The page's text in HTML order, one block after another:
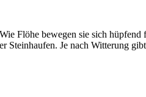
Flöhe bewegen sie sich hüpfend
Je nach Witterung